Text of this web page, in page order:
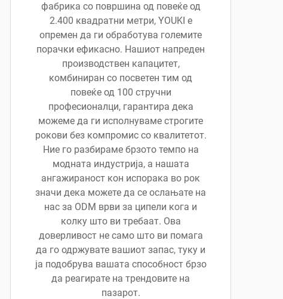
фабрика со површина од повеќе од
2.400 квадратни метри, YOUKI е
опремен да ги обработува големите
порачки ефикасно. Нашиот напреден
производствен капацитет,
комбиниран со посветен тим од
повеќе од 100 стручни
професионалци, гарантира дека
можеме да ги исполнуваме строгите
рокови без компромис со квалитетот.
Ние го разбираме брзото темпо на
модната индустрија, а нашата
ангажираност кон испорака во рок
значи дека можете да се ослањате на
нас за ODM врви за ципели кога и
колку што ви требаат. Ова
доверливост не само што ви помага
да го одржувате вашиот запас, туку и
ја подобрува вашата способност брзо
да реагирате на трендовите на
пазарот.